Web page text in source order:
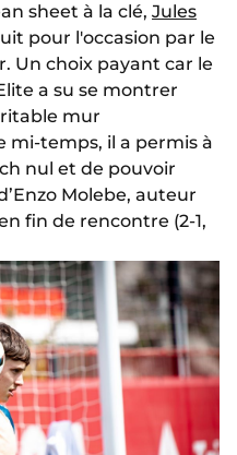
sheet à la clé, Jules
pour l'occasion par le
Un choix payant car le
a su se montrer
mur
mi-temps, il a permis à
nul et de pouvoir
Molebe, auteur
fin de rencontre (2-1,